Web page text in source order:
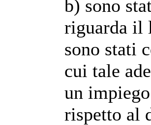
b) sono
riguarda il
sono stati
cui tale
un
rispetto al